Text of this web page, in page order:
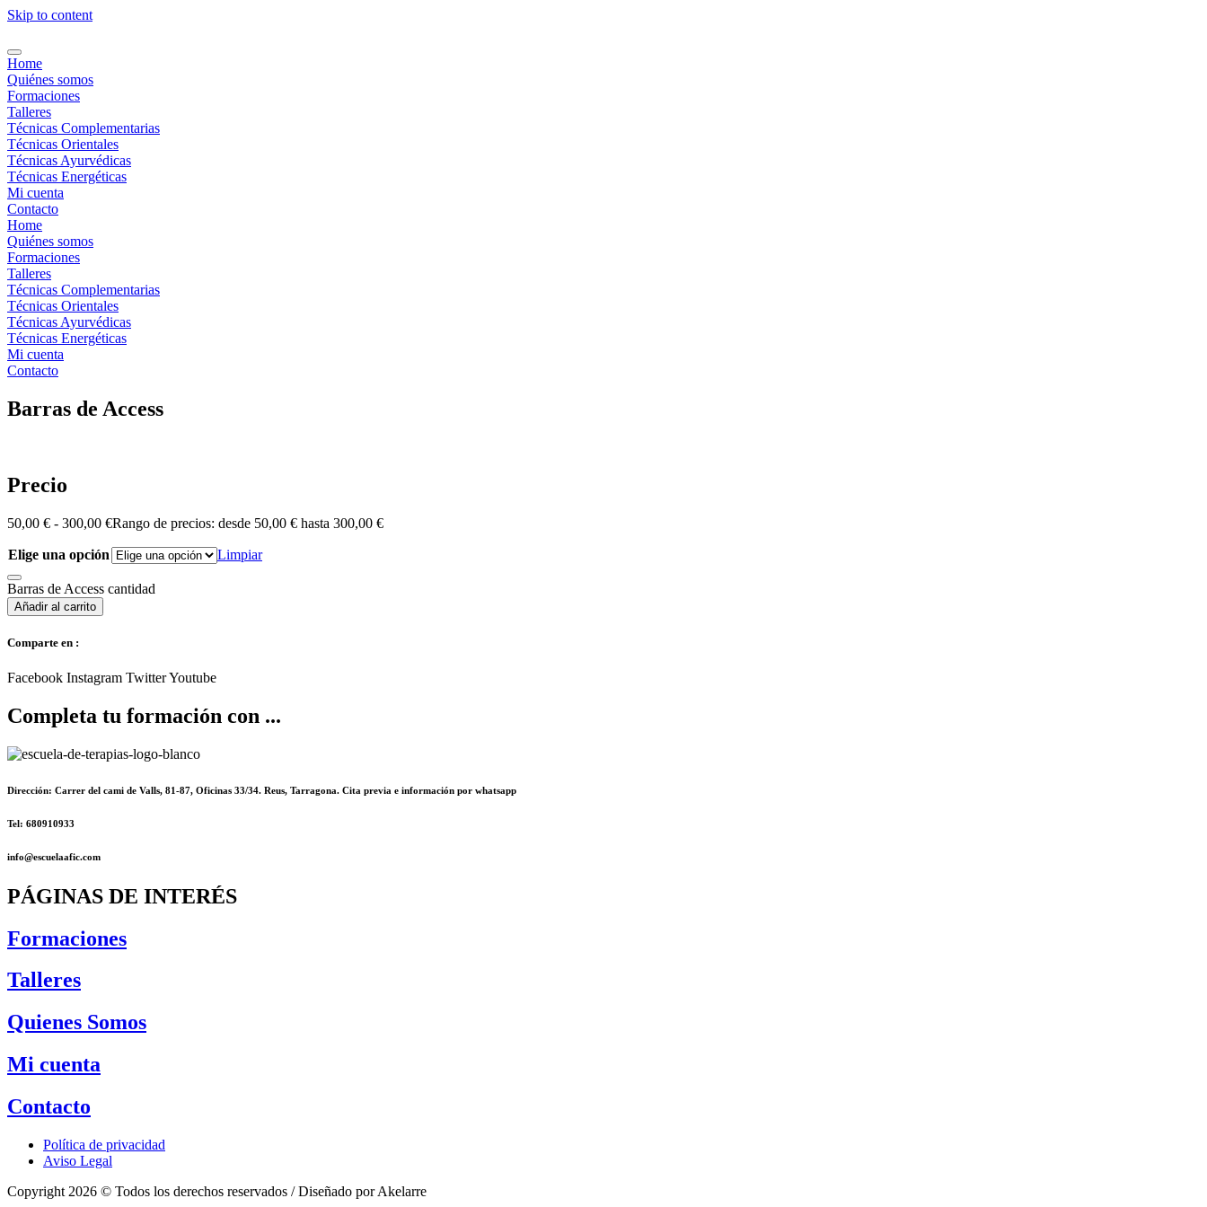
Skip to content
Home
Quiénes somos
Formaciones
Talleres
Técnicas Complementarias
Técnicas Orientales
Técnicas Ayurvédicas
Técnicas Energéticas
Mi cuenta
Contacto
Home
Quiénes somos
Formaciones
Talleres
Técnicas Complementarias
Técnicas Orientales
Técnicas Ayurvédicas
Técnicas Energéticas
Mi cuenta
Contacto
Barras de Access
Precio
50,00 € - 300,00 €Rango de precios: desde 50,00 € hasta 300,00 €
Elige una opción Limpiar
Barras de Access cantidad
Añadir al carrito
Comparte en :
Facebook Instagram TwitterYoutube
Completa tu formación con ...
Dirección: Carrer del cami de Valls, 81-87, Oficinas 33/34. Reus, Tarragona. Cita previa e información por whatsapp
Tel: 680910933
info@escuelaafic.com
PÁGINAS DE INTERÉS
Formaciones
Talleres
Quienes Somos
Mi cuenta
Contacto
Política de privacidad
Aviso Legal
Copyright 2026 © Todos los derechos reservados / Diseñado por Akelarre